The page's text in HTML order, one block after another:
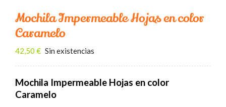
Contacto
BUSCAR:
Mochila Impermeable Hojas en color
Caramelo
42,50 € Sin existencias
Mochila Impermeable Hojas en color
Caramelo